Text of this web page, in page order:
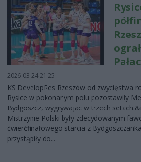
2026-03-24 21:25
KS DevelopRes Rzeszów od zwycięstwa
Rysice w pokonanym polu pozostawiły
Bydgoszcz, wygrywajac w trzech
Mistrzynie Polski były zdecydowanym
ćwierćfinałowego starcia z
przystąpiły do...